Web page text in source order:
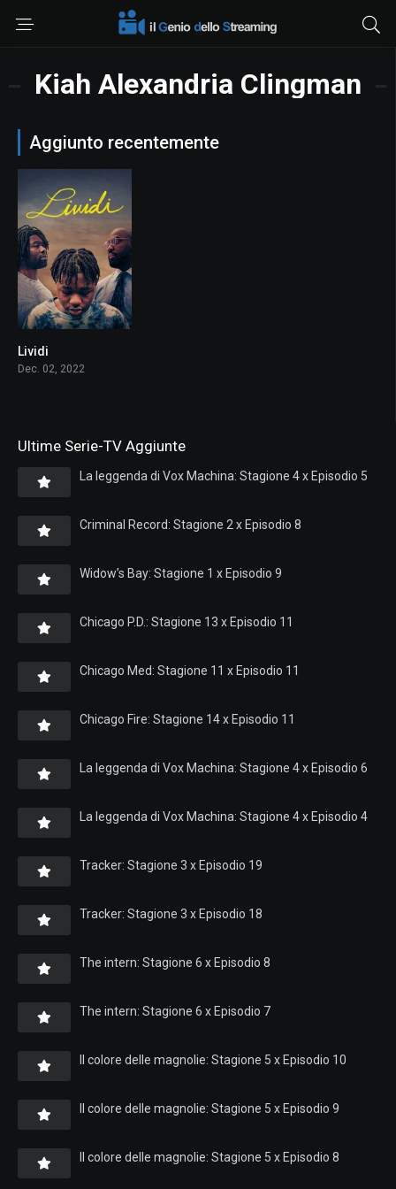
Kiah Alexandria Clingman
Aggiunto recentemente
Lividi
Dec. 02, 2022
Ultime Serie-TV Aggiunte
La leggenda di Vox Machina: Stagione 4 x Episodio 5
Criminal Record: Stagione 2 x Episodio 8
Widow’s Bay: Stagione 1 x Episodio 9
Chicago P.D.: Stagione 13 x Episodio 11
Chicago Med: Stagione 11 x Episodio 11
Chicago Fire: Stagione 14 x Episodio 11
La leggenda di Vox Machina: Stagione 4 x Episodio 6
La leggenda di Vox Machina: Stagione 4 x Episodio 4
Tracker: Stagione 3 x Episodio 19
Tracker: Stagione 3 x Episodio 18
The intern: Stagione 6 x Episodio 8
The intern: Stagione 6 x Episodio 7
Il colore delle magnolie: Stagione 5 x Episodio 10
Il colore delle magnolie: Stagione 5 x Episodio 9
Il colore delle magnolie: Stagione 5 x Episodio 8